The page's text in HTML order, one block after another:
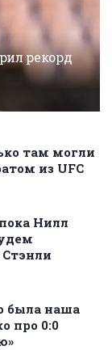
рекорд
там могли
из UFC
Нилл
была наша
про 0:0